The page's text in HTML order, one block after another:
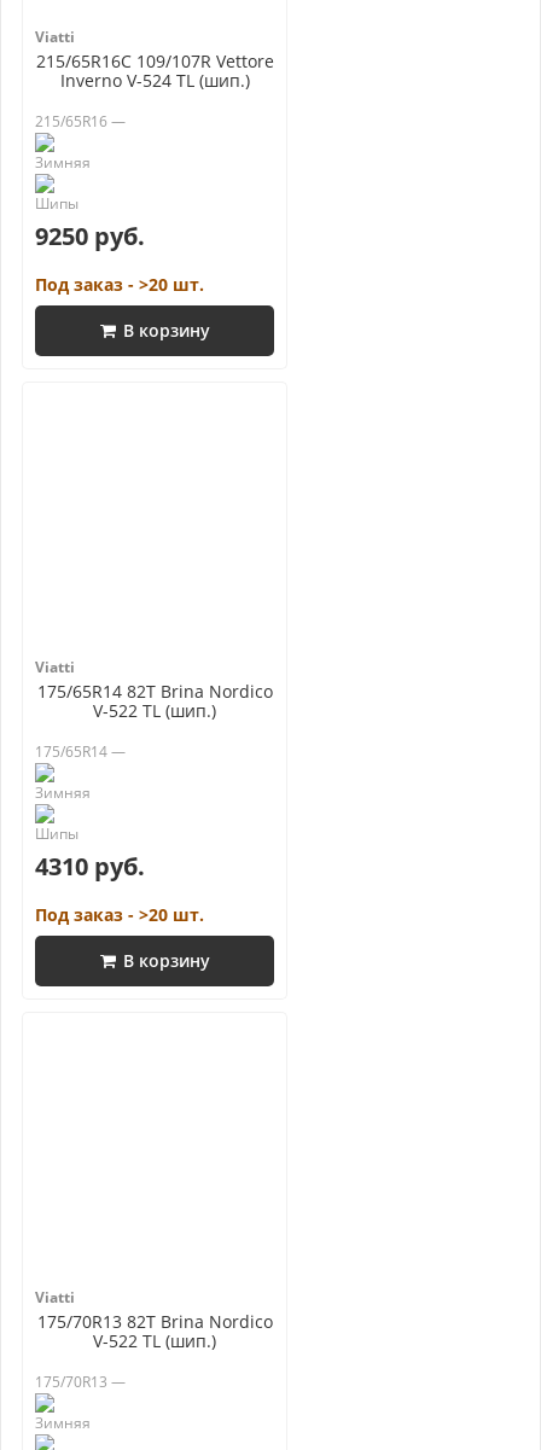
Viatti
215/65R16C 109/107R Vettore
Inverno V-524 TL (шип.)
215/65R16 —
9250 руб.
Под заказ - >20 шт.
В корзину
Viatti
175/65R14 82T Brina Nordico
V-522 TL (шип.)
175/65R14 —
4310 руб.
Под заказ - >20 шт.
В корзину
Viatti
175/70R13 82T Brina Nordico
V-522 TL (шип.)
175/70R13 —